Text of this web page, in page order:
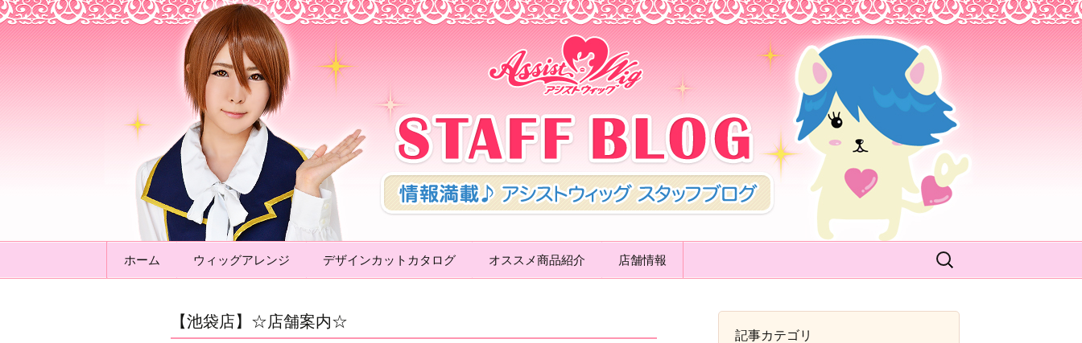
アシストウィッグ STAFF BLOG
ホーム ウィッグアレンジ デザインカットカタログ オススメ商品紹介 店舗情報
検
【池袋店】☆店舗案内☆
記事カテゴリ